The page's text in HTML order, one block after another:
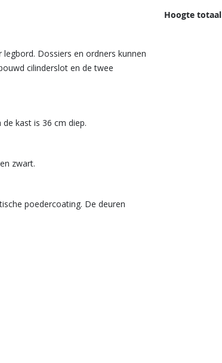
Dossiers en ordners kunnen
cilinderslot en de twee
kast is 36 cm diep.
zwart.
poedercoating. De deuren
Hoogte totaal